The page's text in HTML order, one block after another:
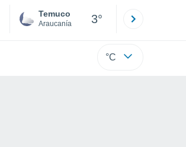
Temuco
Araucanía 3°
°C